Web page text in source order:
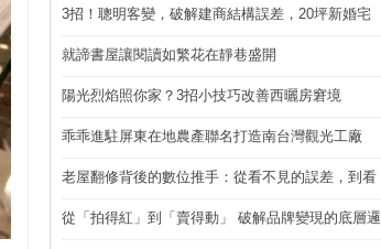
3招！聰明客變，破解建商結構誤差，20坪新婚宅
就諦書屋讓閱讀如繁花在靜巷盛開
陽光烈焰照你家？3招小技巧改善西曬房窘境
乖乖進駐屏東在地農產聯名打造南台灣觀光工廠
老屋翻修背後的數位推手：從看不見的誤差，到看
從「拍得紅」到「賣得動」 破解品牌變現的底層邏